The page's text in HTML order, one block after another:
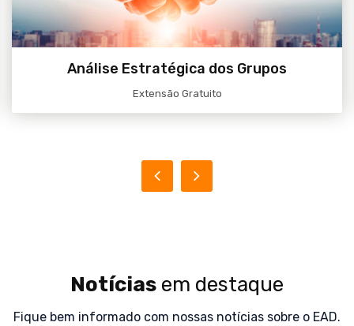
Análise Estratégica dos Grupos
Extensão Gratuito
Acessar
Notícias em destaque
Fique bem informado com nossas notícias sobre o EAD.